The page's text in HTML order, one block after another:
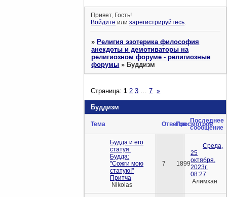
Привет, Гость!
Войдите илизарегистрируйтесь.
»Религия эзотерика философия
анекдоты и демотиваторы на
религиозном форуме - религиозные
форумы »Буддизм
Буддизм
Страница:1 2 3 7 »
Тема ОтветовПросмотров
Последнее
сообщение
Будда и его
статуя.
Будда:
"Сожги мою
статую!"
Притча
Nikolas
7 1899
Среда,
25
октября,
2023г.
08:27
Алимхан